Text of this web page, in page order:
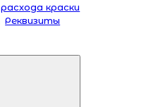
расхода краски
Реквизиты